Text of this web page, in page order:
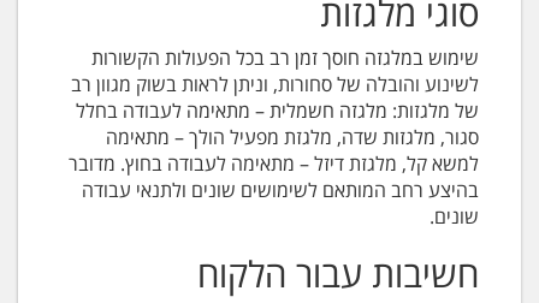
סוגי מלגזות
שימוש במלגזה חוסך זמן רב בכל הפעולות הקשורות
לשינוע והובלה של סחורות, וניתן לראות בשוק מגוון רב
של מלגזות: מלגזה חשמלית – מתאימה לעבודה בחלל
סגור, מלגזות שדה, מלגזת מפעיל הולך – מתאימה
למשא קל, מלגזת דיזל – מתאימה לעבודה בחוץ. מדובר
בהיצע רחב המותאם לשימושים שונים ולתנאי עבודה
שונים.
חשיבות עבור הלקוח